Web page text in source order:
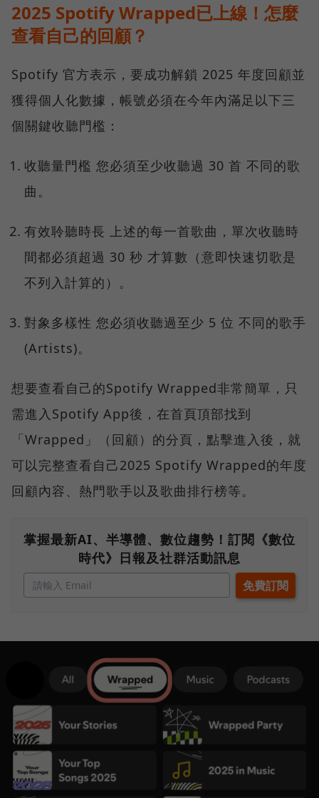
2025 Spotify Wrapped已上線！怎麼
查看自己的回顧？
Spotify 官方表示，要成功解鎖 2025 年度回顧並
獲得個人化數據，帳號必須在今年內滿足以下三
個關鍵收聽門檻：
收聽量門檻 您必須至少收聽過 30 首 不同的歌
曲。
有效聆聽時長 上述的每一首歌曲，單次收聽時
間都必須超過 30 秒 才算數（意即快速切歌是
不列入計算的）。
對象多樣性 您必須收聽過至少 5 位 不同的歌手
(Artists)。
想要查看自己的Spotify Wrapped非常簡單，只
需進入Spotify App後，在首頁頂部找到
「Wrapped」（回顧）的分頁，點擊進入後，就
可以完整查看自己2025 Spotify Wrapped的年度
回顧內容、熱門歌手以及歌曲排行榜等。
掌握最新AI、半導體、數位趨勢！訂閱《數位
時代》日報及社群活動訊息